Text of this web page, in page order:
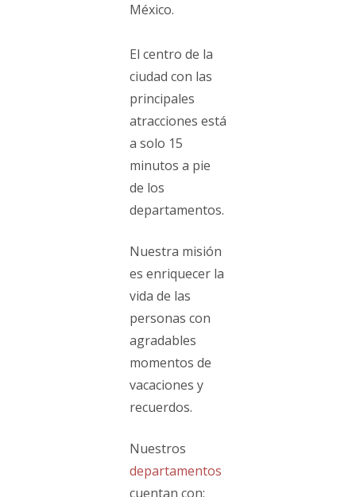
México.
El centro de la
ciudad con las
principales
atracciones está
a solo 15
minutos a pie
de los
departamentos.
Nuestra misión
es enriquecer la
vida de las
personas con
agradables
momentos de
vacaciones y
recuerdos.
Nuestros
departamentos
cuentan con: